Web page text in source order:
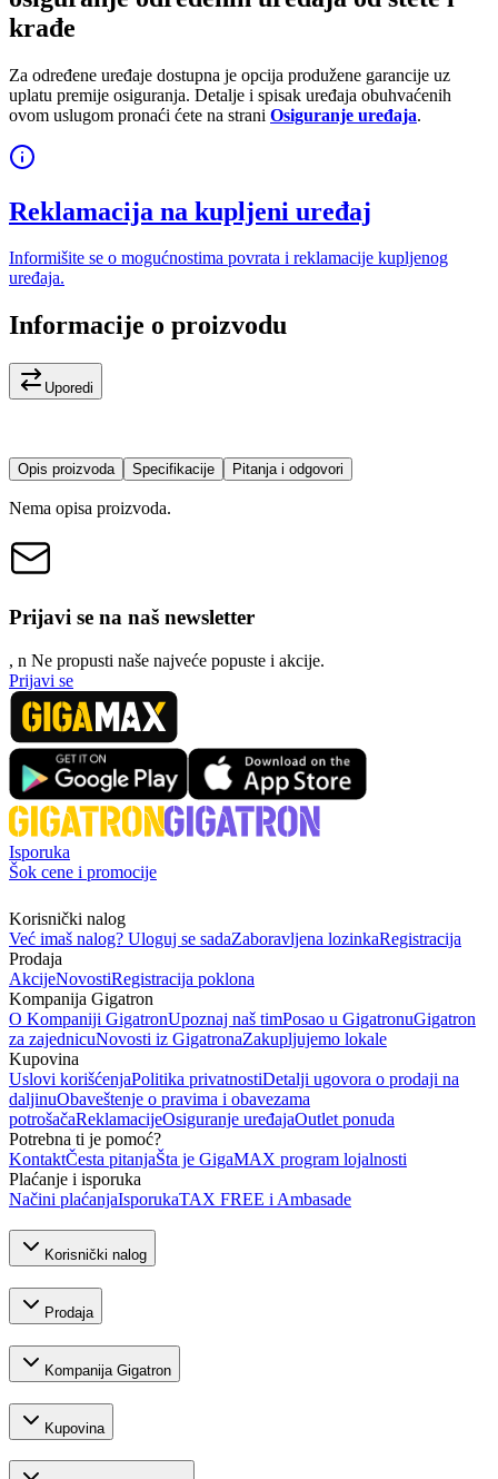
krađe
Za određene uređaje dostupna je opcija produžene garancije uz
uplatu premije osiguranja. Detalje i spisak uređaja obuhvaćenih
ovom uslugom pronaći ćete na strani Osiguranje uređaja.
Reklamacija na kupljeni uređaj
Informišite se o mogućnostima povrata i reklamacije kupljenog
uređaja.
Informacije o proizvodu
Uporedi
Opis proizvoda Specifikacije Pitanja i odgovori
Nema opisa proizvoda.
Prijavi se na naš newsletter
, n Ne propusti naše najveće popuste i akcije.
Prijavi se
Isporuka
Šok cene i promocije
Korisnički nalog
Već imaš nalog? Uloguj se sadaZaboravljena lozinkaRegistracija
Prodaja
AkcijeNovostiRegistracija poklona
Kompanija Gigatron
O Kompaniji GigatronUpoznaj naš timPosao u GigatronuGigatron
za zajednicuNovosti iz GigatronaZakupljujemo lokale
Kupovina
Uslovi korišćenjaPolitika privatnostiDetalji ugovora o prodaji na
daljinuObaveštenje o pravima i obavezama
potrošačaReklamacijeOsiguranje uređajaOutlet ponuda
Potrebna ti je pomoć?
KontaktČesta pitanjaŠta je GigaMAX program lojalnosti
Plaćanje i isporuka
Načini plaćanjaIsporukaTAX FREE i Ambasade
Korisnički nalog
Prodaja
Kompanija Gigatron
Kupovina